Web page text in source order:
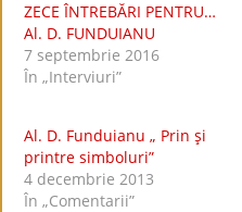
ZECE ÎNTREBĂRI PENTRU…
Al. D. FUNDUIANU
7 septembrie 2016
În „Interviuri”
Al. D. Funduianu „ Prin şi
printre simboluri”
4 decembrie 2013
În „Comentarii”